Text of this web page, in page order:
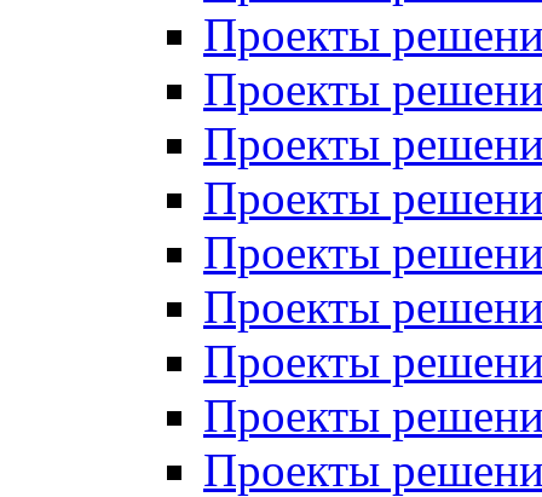
Проекты
Проекты
Проекты
Проекты
Проекты
Проекты
Проекты
Проекты
Проекты